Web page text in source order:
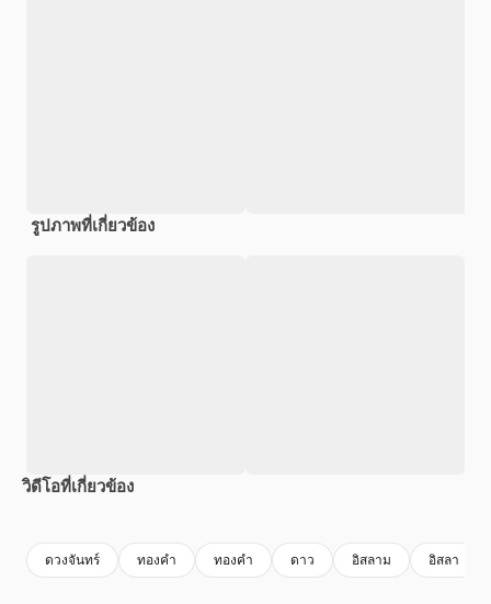
รูปภาพที่เกี่ยวข้อง
วิดีโอที่เกี่ยวข้อง
ดวงจันทร์ ทองคํา ทองคํา ดาว อิสลาม อิสลา